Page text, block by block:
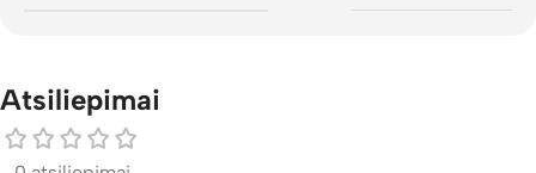
Atsiliepimai